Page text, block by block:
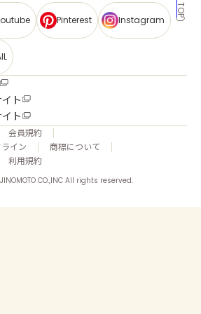
Pinterest Instagram
ト
ト
会員規約
イン
商標について
利用規約
CO.,INC All rights reserved.